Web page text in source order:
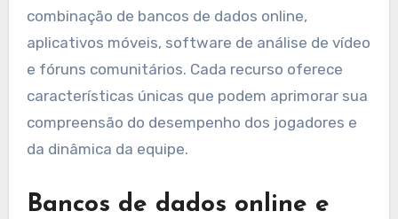
combinação de bancos de dados online,
aplicativos móveis, software de análise de vídeo
e fóruns comunitários. Cada recurso oferece
características únicas que podem aprimorar sua
compreensão do desempenho dos jogadores e
da dinâmica da equipe.
Bancos de dados online e